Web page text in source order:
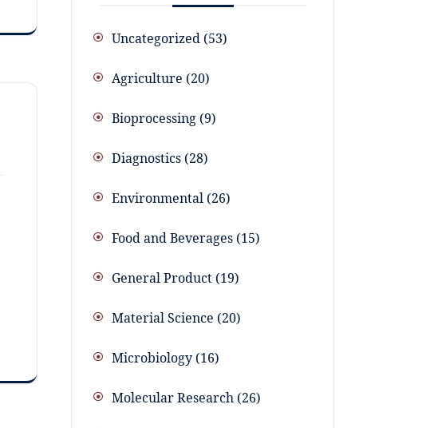
Uncategorized 53
Agriculture 20
Bioprocessing 9
Diagnostics 28
Environmental 26
Food and Beverages 15
General Product 19
Material Science 20
Microbiology 16
Molecular Research 26